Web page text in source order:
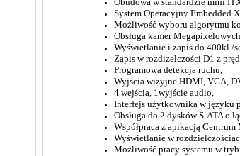
System Operacyjny Embedded
Możliwość wyboru algorytmu
Obsługa kamer
Wyświetlanie i zapis do 400kl./
Zapis w rozdizelczości D1 z
Programowa detekcja ruchu,
Wyjścia wizyjne HDMI, VGA,
4 wejścia, 1wyjście audio,
Interfejs użytkownika w języku
Obsługa do 2 dysków S-ATA o
Współpraca z apikacją
Wyświetlanie w
Możliwość pracy systemu w